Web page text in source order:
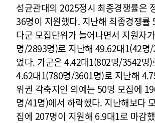
성균관대의 2025정시 최종경쟁률은
36명이 지원했다. 지난해 최종경쟁
다군 모집단위가 늘어나면서 지원자
명/2893명)로 지난해 49.62대1(42명
었다. 가군은 4.42대1(802명/3542명
4.62대1(780명/3601명)로 지난해
위권 각축지인 의예는 50명 모집에
명/41명)에서 하락했다. 지난해보다
집에 207명이 지원해 6.9대1로 마감